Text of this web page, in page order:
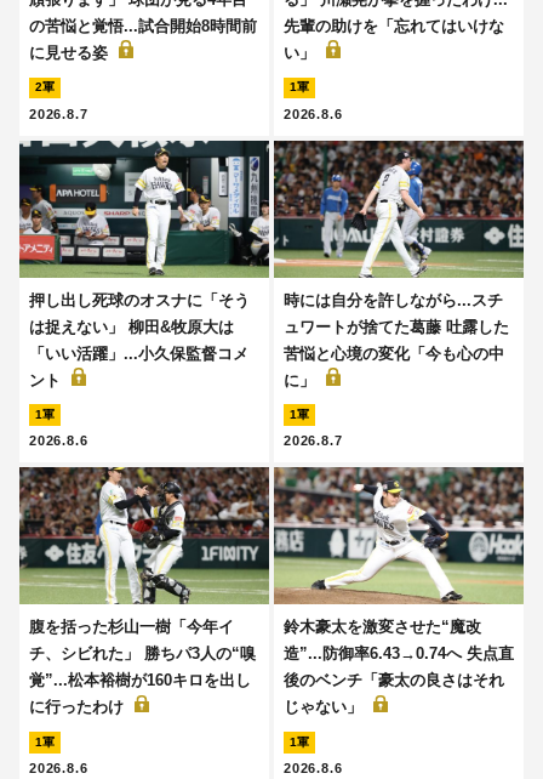
の苦悩と覚悟...試合開始8時間前
に見せる姿
2軍
2026.8.7
先輩の助けを「忘れてはいけな
い」
1軍
2026.8.6
押し出し死球のオスナに「そう
は捉えない」 柳田&牧原大は
「いい活躍」...小久保監督コメ
ント
1軍
2026.8.6
時には自分を許しながら...スチ
ュワートが捨てた葛藤 吐露した
苦悩と心境の変化「今も心の中
に」
1軍
2026.8.7
腹を括った杉山一樹「今年イ
チ、シビれた」 勝ちパ3人の“嗅
覚”...松本裕樹が160キロを出し
に行ったわけ
1軍
2026.8.6
鈴木豪太を激変させた“魔改
造”...防御率6.43→0.74へ 失点直
後のベンチ「豪太の良さはそれ
じゃない」
1軍
2026.8.6